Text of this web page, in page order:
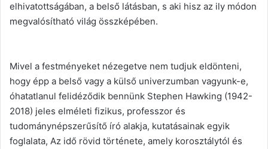
elhivatottságában, a belső látásban, s aki hisz az ily módon
megvalósítható világ összképében.
Mivel a festményeket nézegetve nem tudjuk eldönteni,
hogy épp a belső vagy a külső univerzumban vagyunk-e,
óhatatlanul felidéződik bennünk Stephen Hawking (1942-
2018) jeles elméleti fizikus, professzor és
tudománynépszerűsítő író alakja, kutatásainak egyik
foglalata, Az idő rövid története, amely korosztálytól és